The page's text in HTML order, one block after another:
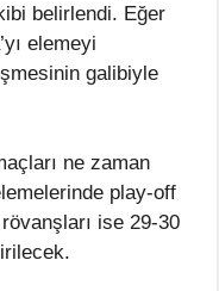
belirlendi. Eğer
elemeyi
galibiyle
ne zaman
play-off
ise 29-30